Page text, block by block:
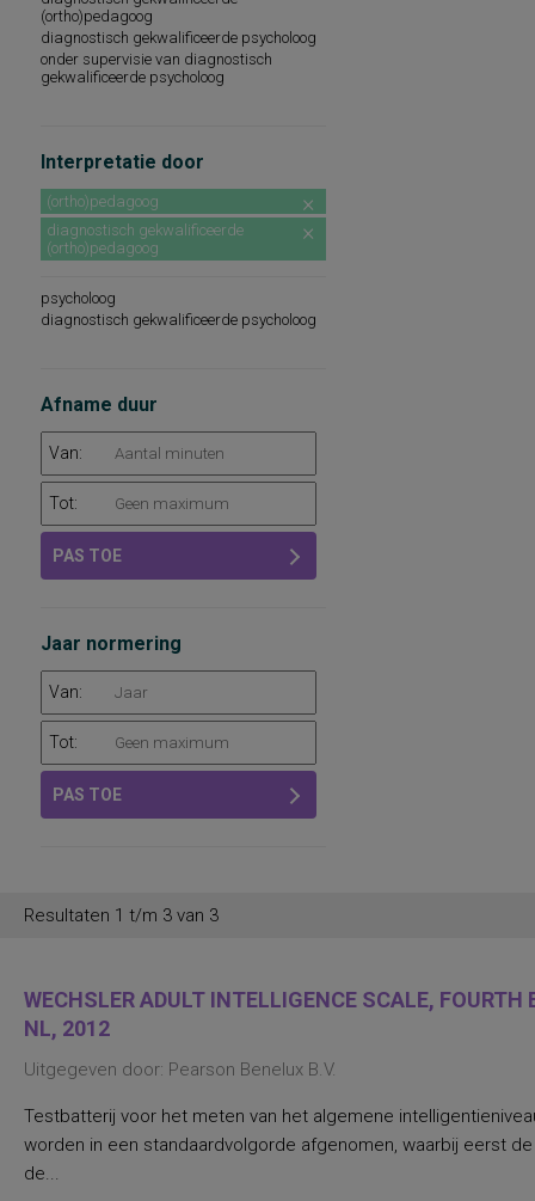
(ortho)pedagoog
diagnostisch gekwalificeerde psycholoog
onder supervisie van diagnostisch
gekwalificeerde psycholoog
Interpretatie door
(ortho)pedagoog
diagnostisch gekwalificeerde
(ortho)pedagoog
psycholoog
diagnostisch gekwalificeerde psycholoog
Afname duur
Van:
Tot:
PAS TOE
Jaar normering
Van:
Tot:
PAS TOE
Resultaten 1 t/m 3 van 3
WECHSLER ADULT INTELLIGENCE SCALE,
NL, 2012
Uitgegeven door: Pearson Benelux B.V.
Testbatterij voor het meten van het algemene
worden in een standaardvolgorde afgenomen, waarbij eerst
de...